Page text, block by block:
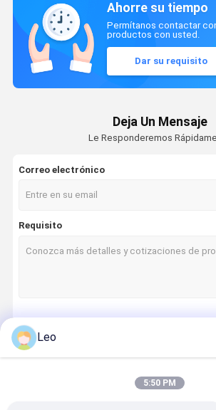
Ahorre su tiempo
Permítanos contactar
productos con usted.
Dar su requisito
Deja Un Mensaje
Le Responderemos
Correo electrónico
Requisito
Leo
5:50 PM